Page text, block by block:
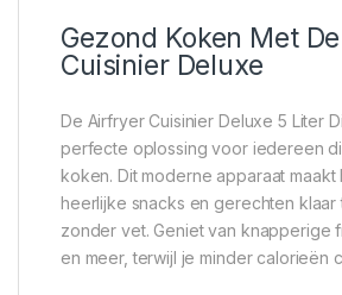
Gezond Koken Met
Cuisinier Deluxe
De Airfryer Cuisinier Deluxe 5 Liter
perfecte oplossing voor iedereen
koken. Dit moderne apparaat maakt
heerlijke snacks en gerechten klaar
zonder vet. Geniet van knapperige
en meer, terwijl je minder calorieën